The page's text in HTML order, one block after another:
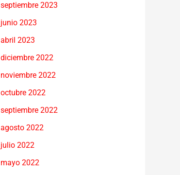
septiembre 2023
junio 2023
abril 2023
diciembre 2022
noviembre 2022
octubre 2022
septiembre 2022
agosto 2022
julio 2022
mayo 2022